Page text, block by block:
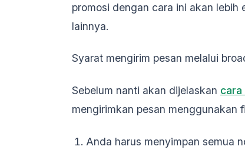
promosi dengan cara ini akan
lainnya.
Syarat mengirim pesan melalui
Sebelum nanti akan dijelaskan
mengirimkan pesan menggunakan
Anda harus menyimpan semua